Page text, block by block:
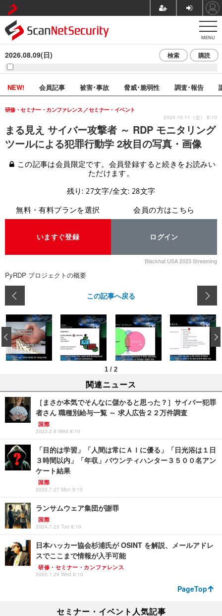
MENU
2026.08.09(日) 検索 購読
NEW! 会員記事 被害･事故 脅威･脆弱性 調査･報告
まる見え サイバー攻撃者 ～ RDP モニタリング
ツールによる犯罪行動学 2枚目の写真・画像
研修・セミナー・カンファレンス セミナー・イベント
2024.10.11（金） 8:10
この記事は会員限定です。会員登録すると続きをお読みい
ただけます。
残り: 27文字/全文: 28文字
無料・有料プランを選択
いますぐ登録
会員の方はこちら
ログイン
Blackhat USA 2023 Streaming
PyRDP プロジェクトの概要
この記事へ戻る
1 / 2
‹
関連ニュース
［まさか本気でそんなに儲かると思った？］サイバー犯罪
者さん 職種別給与一覧 ～ 求人広告２２万件調査
国際
2023.2.8 Wed 8:10
「目的は学習」「人間は常にＡＩに優る」「日光浴は１日
３時間以内」「年収」バウンティハンター３５００名アン
ケート結果
国際
2020.7.27 Mon 8:10
ランサムウェア集団が謝罪
国際
2024.7.23 Tue 8:10
日本ハッカー協会杉浦氏が OSINT を解説、メールアドレ
スでここまで情報が入手可能
研修・セミナー・カンファレンス
2020.1.29 Wed 8:10
PageTop
セミナー・イベント人気記事